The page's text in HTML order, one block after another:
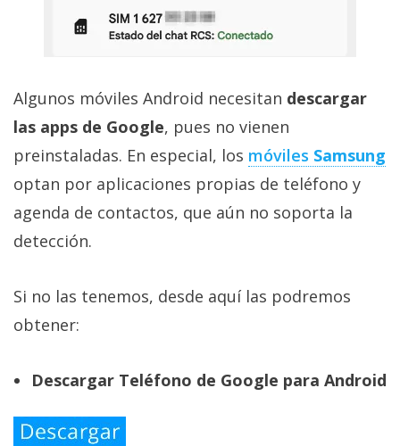
Algunos móviles Android necesitan descargar
las apps de Google, pues no vienen
preinstaladas. En especial, los móviles Samsung
optan por aplicaciones propias de teléfono y
agenda de contactos, que aún no soporta la
detección.
Si no las tenemos, desde aquí las podremos
obtener:
Descargar Teléfono de Google para Android